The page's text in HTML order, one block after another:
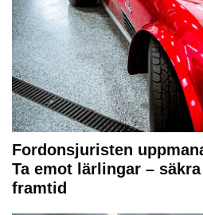
Fordonsjuristen
Ta emot lärlingar –
framtid